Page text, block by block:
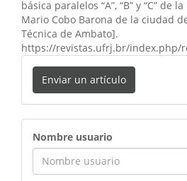
básica paralelos “A”, “B” y “C” de
Mario Cobo Barona de la ciudad
Técnica de Ambato].
https://revistas.ufrj.br/index.php/
Enviar un artículo
ingreso
Nombre usuario